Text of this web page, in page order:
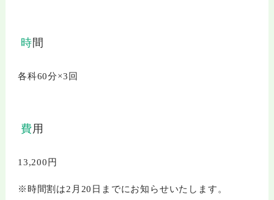
時間
各科60分×3回
費用
13,200円
※時間割は2月20日までにお知らせいたします。